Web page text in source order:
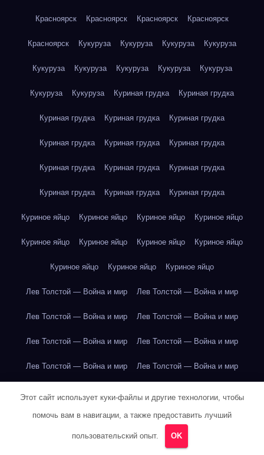
Красноярск Красноярск Красноярск Красноярск
Красноярск Кукуруза Кукуруза Кукуруза Кукуруза
Кукуруза Кукуруза Кукуруза Кукуруза Кукуруза
Кукуруза Кукуруза Куриная грудка Куриная грудка
Куриная грудка Куриная грудка Куриная грудка
Куриная грудка Куриная грудка Куриная грудка
Куриная грудка Куриная грудка Куриная грудка
Куриная грудка Куриная грудка Куриная грудка
Куриное яйцо Куриное яйцо Куриное яйцо Куриное яйцо
Куриное яйцо Куриное яйцо Куриное яйцо Куриное яйцо
Куриное яйцо Куриное яйцо Куриное яйцо
Лев Толстой — Война и мир Лев Толстой — Война и мир
Лев Толстой — Война и мир Лев Толстой — Война и мир
Лев Толстой — Война и мир Лев Толстой — Война и мир
Лев Толстой — Война и мир Лев Толстой — Война и мир
Лев Толстой — Война и мир Лев Толстой — Война и мир
Лев Толстой — Война и мир Лев Толстой — Война и мир
Этот сайт использует куки-файлы и другие технологии, чтобы
помочь вам в навигации, а также предоставить лучший
пользовательский опыт. OK